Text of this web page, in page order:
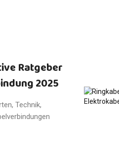
Ratgeber
2025
Technik,